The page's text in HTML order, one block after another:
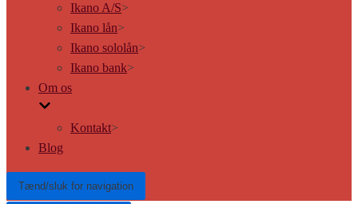
Ikano A/S>
Ikano lån>
Ikano sololån>
Ikano bank>
Om os
Kontakt>
Blog
Tænd/sluk for navigation